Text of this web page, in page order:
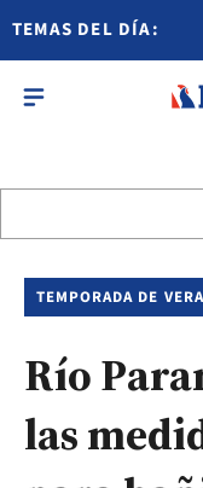
TEMAS DEL DÍA:
TEMPORADA DE
Río
las